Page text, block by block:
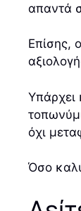
απαντά
Επίσης,
Υπάρχει
όχι
Όσο